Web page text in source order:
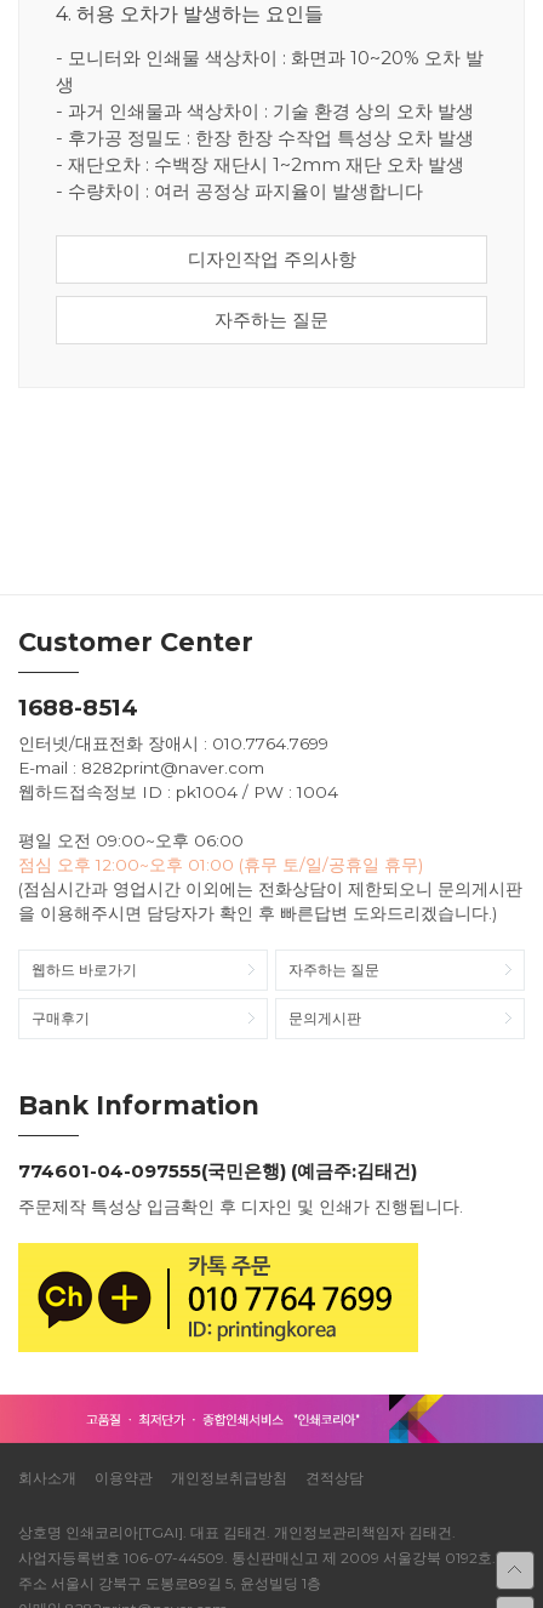
4. 허용 오차가 발생하는 요인들
- 모니터와 인쇄물 색상차이 : 화면과 10~20% 오차 발
생
- 과거 인쇄물과 색상차이 : 기술 환경 상의 오차 발생
- 후가공 정밀도 : 한장 한장 수작업 특성상 오차 발생
- 재단오차 : 수백장 재단시 1~2mm 재단 오차 발생
- 수량차이 : 여러 공정상 파지율이 발생합니다
디자인작업 주의사항
자주하는 질문
Customer Center
1688-8514
인터넷/대표전화 장애시 : 010.7764.7699
E-mail : 8282print@naver.com
웹하드접속정보 ID : pk1004 / PW : 1004
평일 오전 09:00~오후 06:00
점심 오후 12:00~오후 01:00 (휴무 토/일/공휴일 휴무)
(점심시간과 영업시간 이외에는 전화상담이 제한되오니 문의게시판
을 이용해주시면 담당자가 확인 후 빠른답변 도와드리겠습니다.)
웹하드 바로가기 자주하는 질문
구매후기 문의게시판
Bank Information
774601-04-097555(국민은행) (예금주:김태건)
주문제작 특성상 입금확인 후 디자인 및 인쇄가 진행됩니다.
회사소개 이용약관 개인정보취급방침 견적상담
상호명 인쇄코리아[TGAI]. 대표 김태건. 개인정보관리책임자 김태건.
사업자등록번호 106-07-44509. 통신판매신고 제 2009 서울강북 0192호.
주소 서울시 강북구 도봉로89길 5, 윤성빌딩 1층